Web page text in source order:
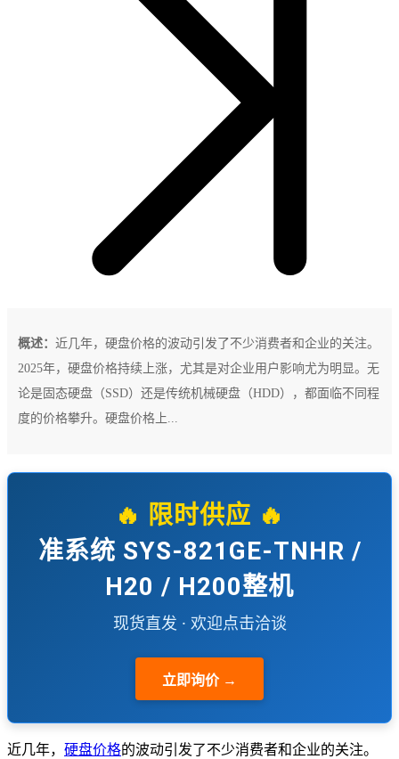
概述： 近几年，硬盘价格的波动引发了不少消费者和企业的关注。
2025年，硬盘价格持续上涨，尤其是对企业用户影响尤为明显。无
论是固态硬盘（SSD）还是传统机械硬盘（HDD），都面临不同程
度的价格攀升。硬盘价格上...
🔥 限时供应 🔥
准系统 SYS-821GE-TNHR /
H20 / H200整机
现货直发 · 欢迎点击洽谈
立即询价 →
近几年， 硬盘价格的波动引发了不少消费者和企业的关注。